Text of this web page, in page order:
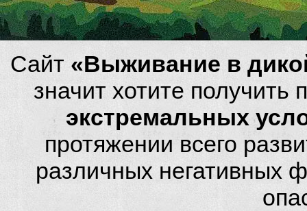
Сайт «Выживание в
значит хотите
экстремальных
протяжении всего
различных негативных